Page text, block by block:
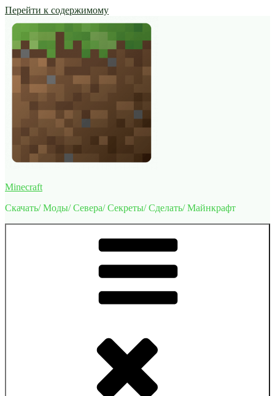
Перейти к содержимому
Minecraft
Скачать/ Моды/ Севера/ Секреты/ Сделать/ Майнкрафт